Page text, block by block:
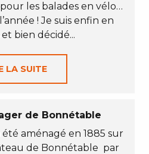
les balades en vélo…
! Je suis enfin en
bien décidé...
LA SUITE
de Bonnétable
aménagé en 1885 sur
de Bonnétable par